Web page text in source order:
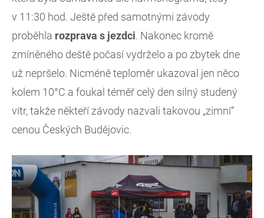
v 11:30 hod. Ještě před samotnými závody
proběhla rozprava s jezdci. Nakonec kromě
zmíněného deště počasí vydrželo a po zbytek dne
už nepršelo. Nicméně teploměr ukazoval jen něco
kolem 10°C a foukal téměř celý den silný studený
vítr, takže někteří závody nazvali takovou „zimní“
cenou Českých Budějovic.